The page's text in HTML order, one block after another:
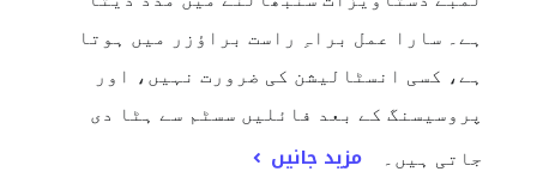
ہے۔ سارا عمل براہِ راست براؤزر میں ہوتا
ہے، کسی انسٹالیشن کی ضرورت نہیں، اور
پروسیسنگ کے بعد فائلیں سسٹم سے ہٹا دی
جاتی ہیں۔
مزید جانیں